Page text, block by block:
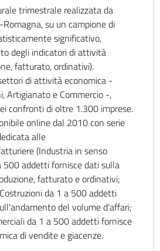
trimestrale realizzata da
su un campione di
significativo,
degli indicatori di attività
fatturato, ordinativi).
di attività economica -
Artigianato e Commercio -,
confronti di oltre 1.300 imprese.
online dal 2010 con serie
alle
(Industria in senso
addetti fornisce dati sulla
fatturato e ordinativi;
da 1 a 500 addetti
del volume d'affari;
da 1 a 500 addetti fornisce
di vendite e giacenze.